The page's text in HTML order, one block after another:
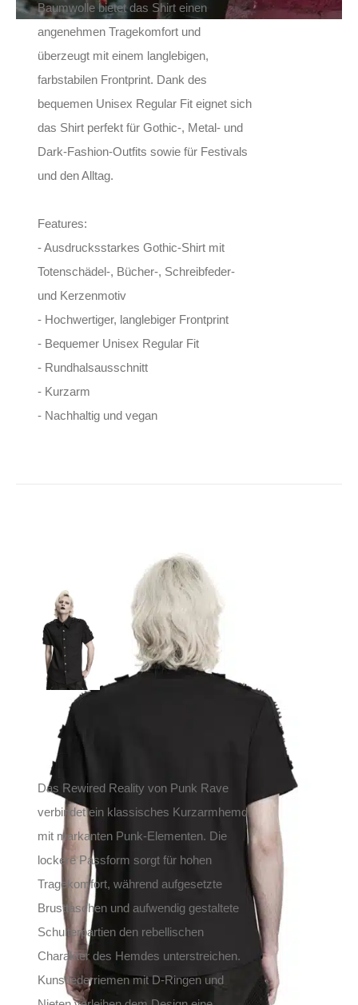
Baumwolle bietet das Shirt einen
angenehmen Tragekomfort und
überzeugt mit einem langlebigen,
farbstabilen Frontprint. Dank des
bequemen Unisex Regular Fit eignet sich
das Shirt perfekt für Gothic-, Metal- und
Dark-Fashion-Outfits sowie für Festivals
und den Alltag.
Features:
- Ausdrucksstarkes Gothic-Shirt mit
Totenschädel-, Bücher-, Schreibfeder-
und Kerzenmotiv
- Hochwertiger, langlebiger Frontprint
- Bequemer Unisex Regular Fit
- Rundhalsausschnitt
- Kurzarm
- Nachhaltig und vegan
Punk Rave Hemd
Rewired Reality
139,90€
Inkl. MwSt.
Lieferzeit: ca. 1-2 Tage DE, ca. 3-4 Tage EU
Das Rewired Reality von Punk Rave
verbindet ein klassisches Kurzarmhemd
mit markanten Punk-Elementen. Die
lockere Passform sorgt für hohen
Tragekomfort, während aufgesetzte
Brusttaschen und aufwendig gestaltete
Schulterpartien den rebellischen
Charakter des Hemdes unterstreichen.
Kunstlederriemen mit D-Ringen und